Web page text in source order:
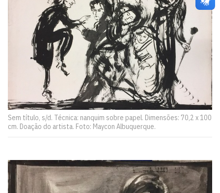
Sem título, s/d. Técnica: nanquim sobre papel. Dimensões: 70,2 x 100
cm. Doação do artista. Foto: Maycon Albuquerque.